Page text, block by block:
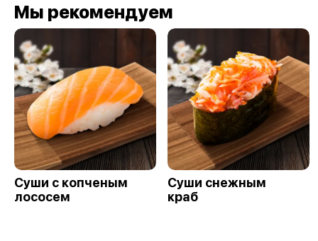
Мы рекомендуем
Суши с копченым
лососем
Суши снежным
краб